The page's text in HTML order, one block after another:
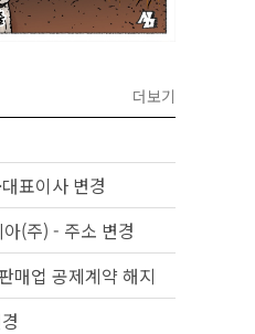
더보기
표이사 변경
(주) - 주소 변경
매업 공제계약 해지